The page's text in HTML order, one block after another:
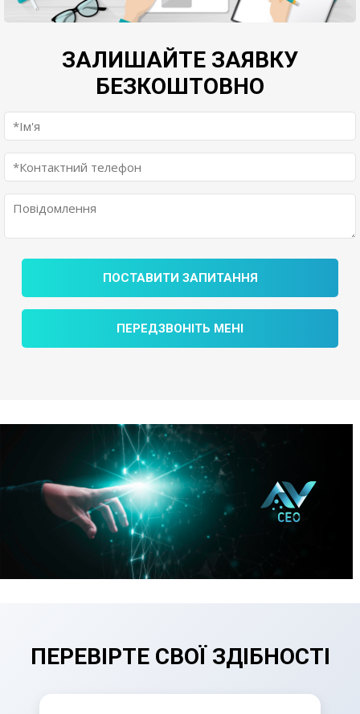
ЗАЛИШАЙТЕ ЗАЯВКУ
БЕЗКОШТОВНО
ПОСТАВИТИ ЗАПИТАННЯ
ПЕРЕДЗВОНІТЬ МЕНІ
ПЕРЕВІРТЕ СВОЇ ЗДІБНОСТІ